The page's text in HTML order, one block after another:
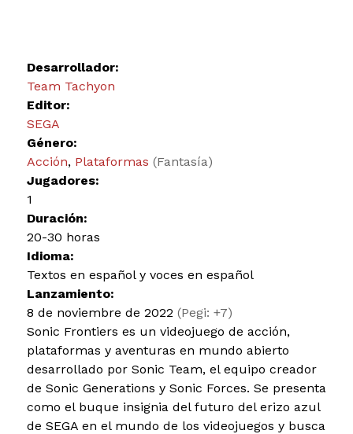
Desarrollador:
Team Tachyon
Editor:
SEGA
Género:
Acción, Plataformas (Fantasía)
Jugadores:
1
Duración:
20-30 horas
Idioma:
Textos en español y voces en español
Lanzamiento:
8 de noviembre de 2022 (Pegi: +7)
Sonic Frontiers es un videojuego de acción,
plataformas y aventuras en mundo abierto
desarrollado por Sonic Team, el equipo creador
de Sonic Generations y Sonic Forces. Se presenta
como el buque insignia del futuro del erizo azul
de SEGA en el mundo de los videojuegos y busca